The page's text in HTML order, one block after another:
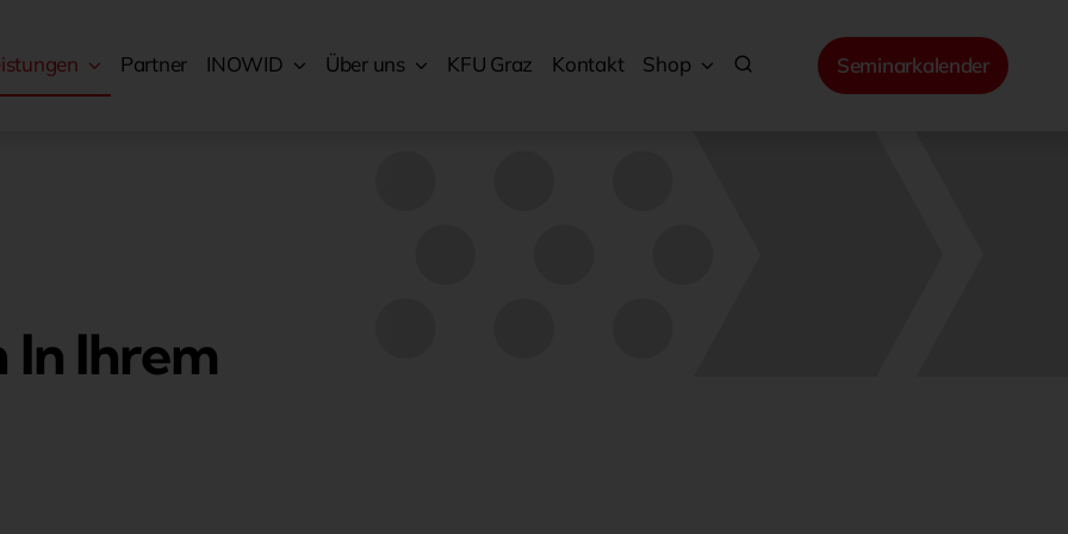
Partner INOWID Über uns KFU Graz Kontakt Shop Seminarkalender
Ihrem